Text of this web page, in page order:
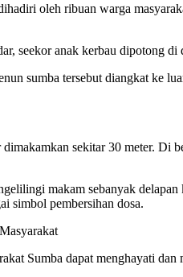
oleh ribuan warga
seekor anak kerbau dipotong
sumba tersebut diangkat ke
sekitar 30 meter.
makam sebanyak
simbol pembersihan dosa.
Sumba dapat menghayati